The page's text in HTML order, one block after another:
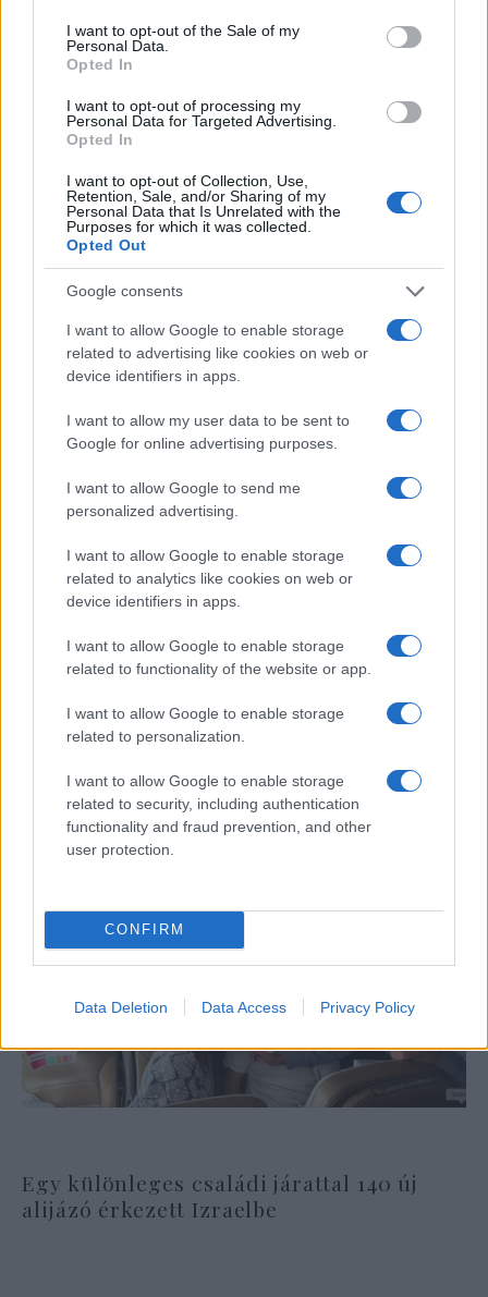
consent section.
I want to opt-out of the Sale of my
Personal Data.
Opted In
I want to opt-out of processing my
Personal Data for Targeted Advertising.
Opted In
I want to opt-out of Collection, Use,
Retention, Sale, and/or Sharing of my
Personal Data that Is Unrelated with the
Purposes for which it was collected.
Opted Out
Google consents
I want to allow Google to enable storage
related to advertising like cookies on web or
device identifiers in apps.
I want to allow my user data to be sent to
Google for online advertising purposes.
I want to allow Google to send me
personalized advertising.
I want to allow Google to enable storage
related to analytics like cookies on web or
device identifiers in apps.
I want to allow Google to enable storage
related to functionality of the website or app.
I want to allow Google to enable storage
related to personalization.
I want to allow Google to enable storage
related to security, including authentication
functionality and fraud prevention, and other
user protection.
CONFIRM
Data Deletion Data Access Privacy Policy
felmerült a gyanú, hogy egy Stuxnet nevű
szabotázs vírust telepítettek Irán urándúsító
centrifugáiba, és ezzel állítólag évekkel
vetették vissza a perzsa állam nukleáris
fegyverkezését.
Az iráni hekkerek azóta számos
kibertámadást követtek el az elmúlt években.
7+1 meglepő dolog, amit nem tudott
Cserháti Tamaráról
Egy különleges családi járattal 140 új
alijázó érkezett Izraelbe